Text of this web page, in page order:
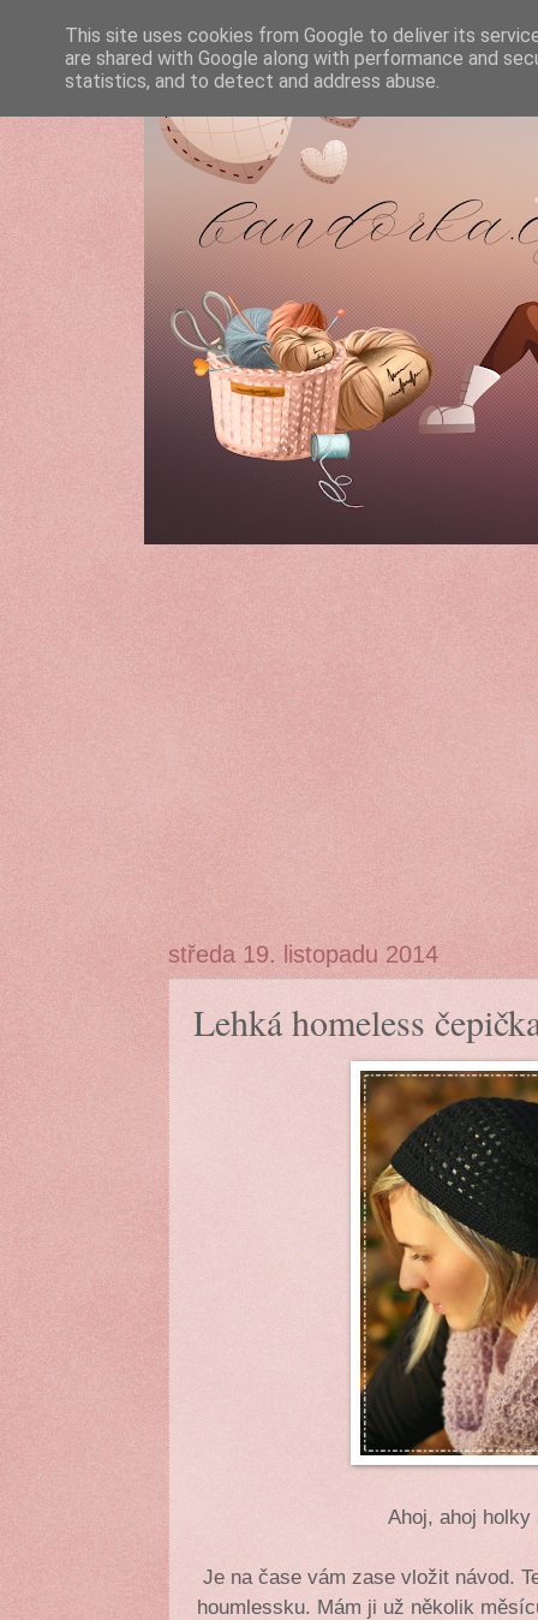
středa 19. listopadu 2014
Lehká homeless
Ahoj, ahoj
Je na čase vám zase vložit návod.
houmlessku. Mám ji už několik
This site uses cookies from Google to deliver its
are shared with Google along with performance and
statistics, and to detect and address abuse.